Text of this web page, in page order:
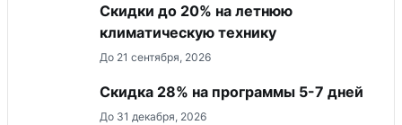
Скидки до 20% на летнюю
климатическую технику
До 21 сентября, 2026
Скидка 28% на программы 5-7 дней
До 31 декабря, 2026